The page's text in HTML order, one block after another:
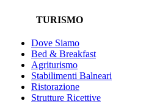
TURISMO
Dove Siamo
Bed & Breakfast
Agriturismo
Stabilimenti Balneari
Ristorazione
Strutture Ricettive